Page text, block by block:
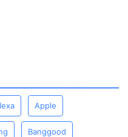
Apple
Banggood